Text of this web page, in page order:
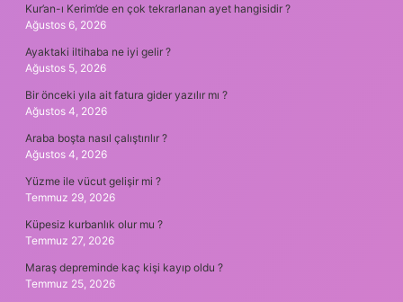
Kur’an-ı Kerim’de en çok tekrarlanan ayet hangisidir ?
Ağustos 6, 2026
Ayaktaki iltihaba ne iyi gelir ?
Ağustos 5, 2026
Bir önceki yıla ait fatura gider yazılır mı ?
Ağustos 4, 2026
Araba boşta nasıl çalıştırılır ?
Ağustos 4, 2026
Yüzme ile vücut gelişir mi ?
Temmuz 29, 2026
Küpesiz kurbanlık olur mu ?
Temmuz 27, 2026
Maraş depreminde kaç kişi kayıp oldu ?
Temmuz 25, 2026